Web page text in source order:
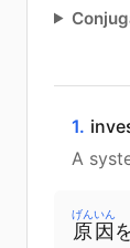
1.
A
原因
げんいん